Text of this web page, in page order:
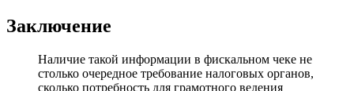
Заключение
Наличие такой информации в фискальном чеке не
столько очередное требование налоговых органов,
сколько потребность для грамотного ведения